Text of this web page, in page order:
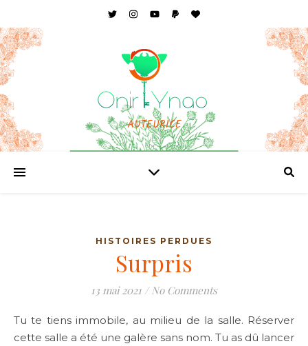
AUTEURICE
HISTOIRES PERDUES
Surpris
13 mai 2021 / No Comments
Tu te tiens immobile, au milieu de la salle. Réserver
cette salle a été une galère sans nom. Tu as dû lancer